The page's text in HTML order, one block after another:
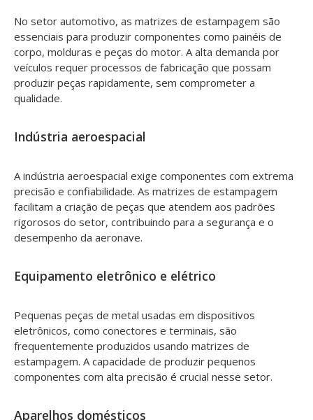
No setor automotivo, as matrizes de estampagem são
essenciais para produzir componentes como painéis de
corpo, molduras e peças do motor. A alta demanda por
veículos requer processos de fabricação que possam
produzir peças rapidamente, sem comprometer a
qualidade.
Indústria aeroespacial
A indústria aeroespacial exige componentes com extrema
precisão e confiabilidade. As matrizes de estampagem
facilitam a criação de peças que atendem aos padrões
rigorosos do setor, contribuindo para a segurança e o
desempenho da aeronave.
Equipamento eletrônico e elétrico
Pequenas peças de metal usadas em dispositivos
eletrônicos, como conectores e terminais, são
frequentemente produzidos usando matrizes de
estampagem. A capacidade de produzir pequenos
componentes com alta precisão é crucial nesse setor.
Aparelhos domésticos